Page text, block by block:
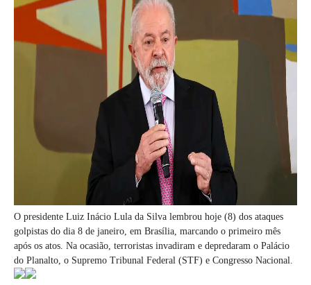
O presidente Luiz Inácio Lula da Silva lembrou hoje (8) dos ataques
golpistas do dia 8 de janeiro, em Brasília, marcando o primeiro mês
após os atos. Na ocasião, terroristas invadiram e depredaram o Palácio
do Planalto, o Supremo Tribunal Federal (STF) e Congresso Nacional.